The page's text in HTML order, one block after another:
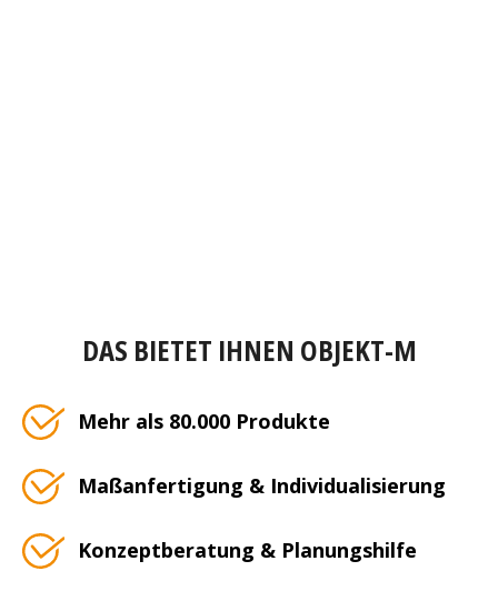
DAS BIETET IHNEN OBJEKT-M
Mehr als 80.000 Produkte
Maßanfertigung & Individualisierung
Konzeptberatung & Planungshilfe